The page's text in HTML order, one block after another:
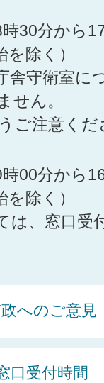
30分から
を除く）
舎守衛室に
せん。
ご注意くだ
00分から
を除く）
は、窓口受
へのご意見
口受付時間